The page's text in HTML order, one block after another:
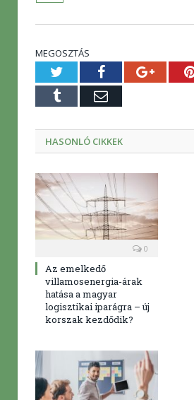
MEGOSZTÁS
TwitterFacebook
Tumblr E-
HASONLÓ CIKKEK
0
Az emelkedő
villamosenergia-árak
hatása a magyar
logisztikai iparágra – új
korszak kezdődik?